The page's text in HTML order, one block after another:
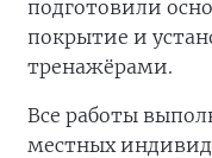
подготовили
покрытие и
тренажёрами.
Все работы
местных